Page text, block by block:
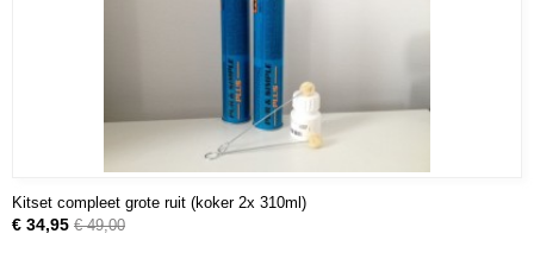
Kitset compleet grote ruit (koker 2x 310ml)
€ 34,95 € 49,00